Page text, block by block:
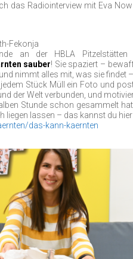
das Radiointerview mit Eva
Fekonja
an der HBLA
sauber! Sie spaziert –
nimmt alles mit, was sie findet
Stück Müll ein Foto und
der Welt verbunden, und
Stunde schon gesammelt
liegen lassen – das kannst du
das-kann-kaernten